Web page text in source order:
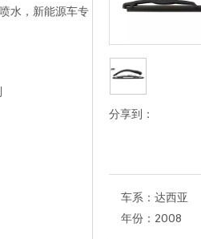
水，新能源车专
分享到：
车系： 达西亚
年份： 2008